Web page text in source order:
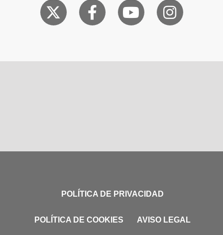
POLÍTICA DE PRIVACIDAD
POLÍTICA DE COOKIES AVISO LEGAL